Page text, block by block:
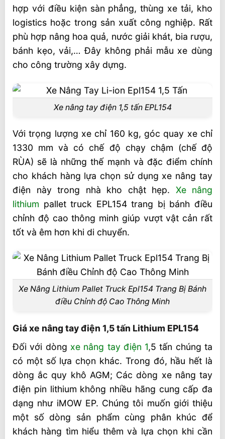
hợp với điều kiện sàn phẳng, thùng xe tải, kho
logistics hoặc trong sản xuất công nghiệp. Rất
phù hợp nâng hoa quả, nước giải khát, bia rượu,
bánh kẹo, vải,… Đây không phải mẫu xe dùng
cho công trường xây dựng.
Xe nâng tay điện 1,5 tấn EPL154
Với trọng lượng xe chỉ 160 kg, góc quay xe chỉ
1330 mm và có chế độ chạy chậm (chế độ
RÙA) sẽ là những thế mạnh và đặc điểm chính
cho khách hàng lựa chọn sử dụng xe nâng tay
điện này trong nhà kho chật hẹp. Xe nâng
lithium pallet truck EPL154 trang bị bánh điều
chỉnh độ cao thông minh giúp vượt vật cản rất
tốt và êm hơn khi di chuyển.
Xe Nâng Lithium Pallet Truck Epl154 Trang Bị Bánh
điều Chỉnh độ Cao Thông Minh
Giá xe nâng tay điện 1,5 tấn Lithium EPL154
Đối với dòng xe nâng tay điện 1,5 tấn chúng ta
có một số lựa chọn khác. Trong đó, hầu hết là
dòng ắc quy khô AGM; Các dòng xe nâng tay
điện pin lithium không nhiều hãng cung cấp đa
dạng như iMOW EP. Chúng tôi muốn giới thiệu
một số dòng sản phẩm cùng phân khúc để
khách hàng tìm hiểu thêm và lựa chọn khi cần